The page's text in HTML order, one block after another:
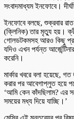
সংবাদমাধ্যম ইনফোবে।
ইনফোবে বলছে, শুক্রবার রাত
(ক্লিনিক) তার মৃত্যু হয়।
গোলডটকমসহ আরও কিছু
যদিও এখন পর্যন্ত
করেনি।
মার্কার খবরে বলা হয়েছে,
করার পর আবেগাপ্লুত হয়ে
‘আমি কেন কাঁদছিলাম? এর
সময়ের মধ্য দিয়ে যাচ্ছি।’